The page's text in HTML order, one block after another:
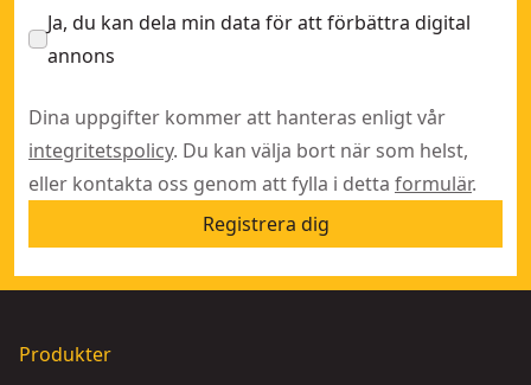
Ja, du kan dela min data för att förbättra digital
annons
Dina uppgifter kommer att hanteras enligt vår
integritetspolicy. Du kan välja bort när som helst,
eller kontakta oss genom att fylla i detta formulär.
Registrera dig
Produkter